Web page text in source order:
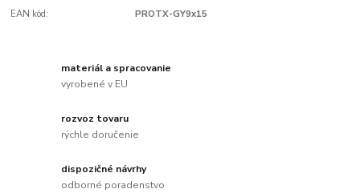
EAN kód: PROTX-GY9x15
materiál a spracovanie
vyrobené v EU
rozvoz tovaru
rýchle doručenie
dispozičné návrhy
odborné poradenstvo